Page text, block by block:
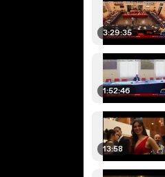
3:29:35
1:52:46
13:58